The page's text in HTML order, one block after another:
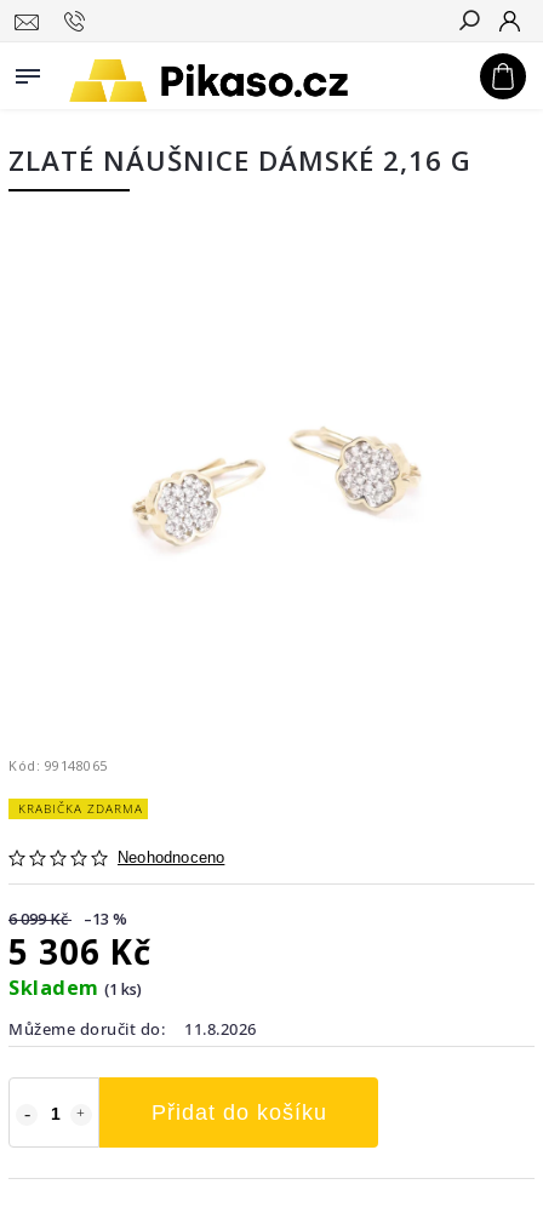
Hledat
ZLATÉ NÁUŠNICE DÁMSKÉ 2,16 G
Kód: 99148065
KRABIČKA ZDARMA
Neohodnoceno
6 099 Kč –13 %
5 306 Kč
Skladem (1 ks)
Můžeme doručit do:
11.8.2026
Přidat do košíku